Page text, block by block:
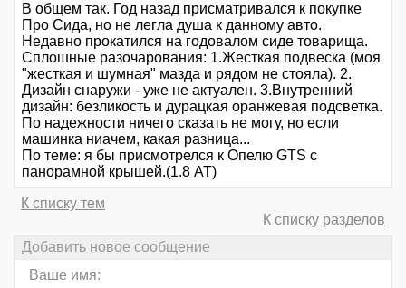
В общем так. Год назад присматривался к покупке
Про Сида, но не легла душа к данному авто.
Недавно прокатился на годовалом сиде товарища.
Сплошные разочарования: 1.Жесткая подвеска (моя
"жесткая и шумная" мазда и рядом не стояла). 2.
Дизайн снаружи - уже не актуален. 3.Внутренний
дизайн: безликость и дурацкая оранжевая подсветка.
По надежности ничего сказать не могу, но если
машинка ниачем, какая разница...
По теме: я бы присмотрелся к Опелю GTS с
панорамной крышей.(1.8 АТ)
К списку тем
К списку разделов
Добавить новое сообщение
Ваше имя: